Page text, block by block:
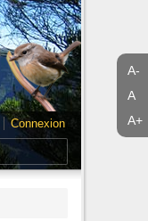
A-
A
A+
Connexion